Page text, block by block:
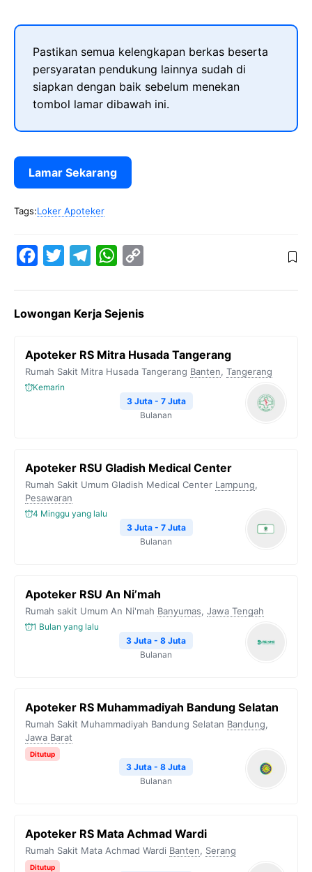
Pastikan semua kelengkapan berkas beserta
persyaratan pendukung lainnya sudah di
siapkan dengan baik sebelum menekan
tombol lamar dibawah ini.
Lamar Sekarang
Tags:Loker Apoteker
e
o
o
t
e
e
r
W
t
A
y
i
k
Lowongan Kerja Sejenis
Apoteker RS Mitra Husada Tangerang
Rumah Sakit Mitra Husada Tangerang Banten, Tangerang
Kemarin
3 Juta - 7 Juta
Bulanan
Apoteker RSU Gladish Medical Center
Rumah Sakit Umum Gladish Medical Center Lampung,
Pesawaran
4 Minggu yang lalu
3 Juta - 7 Juta
Bulanan
Apoteker RSU An Ni’mah
Rumah sakit Umum An Ni'mah Banyumas, Jawa Tengah
1 Bulan yang lalu
3 Juta - 8 Juta
Bulanan
Apoteker RS Muhammadiyah Bandung Selatan
Rumah Sakit Muhammadiyah Bandung Selatan Bandung,
Jawa Barat
Ditutup
3 Juta - 8 Juta
Bulanan
Apoteker RS Mata Achmad Wardi
Rumah Sakit Mata Achmad Wardi Banten, Serang
Ditutup